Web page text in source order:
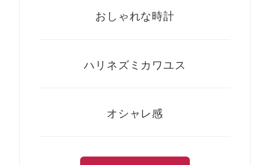
おしゃれな時計
ハリネズミカワユス
オシャレ感